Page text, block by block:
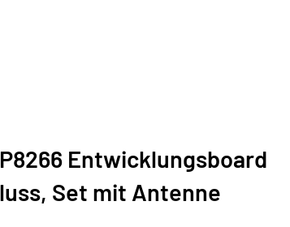
Entwicklungsboard
Set mit Antenne